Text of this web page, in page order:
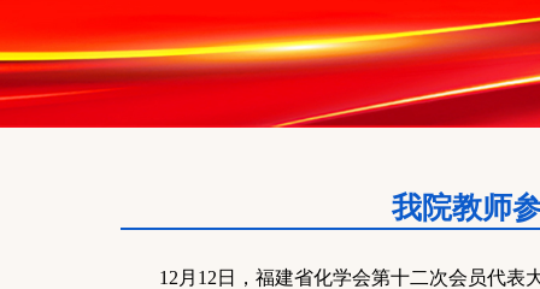
我院教师
1 2 月 1 2 日，福建省化学会第十二次会员代表